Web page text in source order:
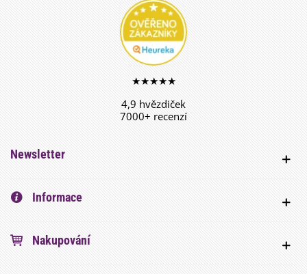
★★★★★
4,9 hvězdiček
7000+ recenzí
Newsletter
Informace
Nakupování